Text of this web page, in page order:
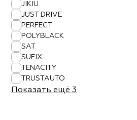
JIKIU
JUST DRIVE
PERFECT
POLYBLACK
SAT
SUFIX
TENACITY
TRUSTAUTO
Показать ещё 3